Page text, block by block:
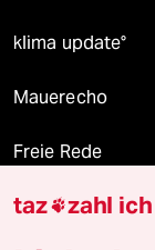
klima update°
Mauerecho
Freie Rede
reingehen
taz zahl ich